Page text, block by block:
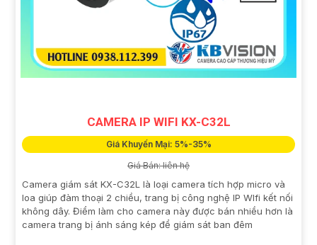
CAMERA IP WIFI KX-C32L
Giá Khuyến Mại: 5%-35%
Giá Bán: liên hệ
Camera giám sát KX-C32L là loại camera tích hợp micro và
loa giúp đàm thoại 2 chiều, trang bị công nghệ IP WIfi kết nối
không dây. Điểm làm cho camera này được bán nhiều hơn là
camera trang bị ánh sáng kép để giám sát ban đêm